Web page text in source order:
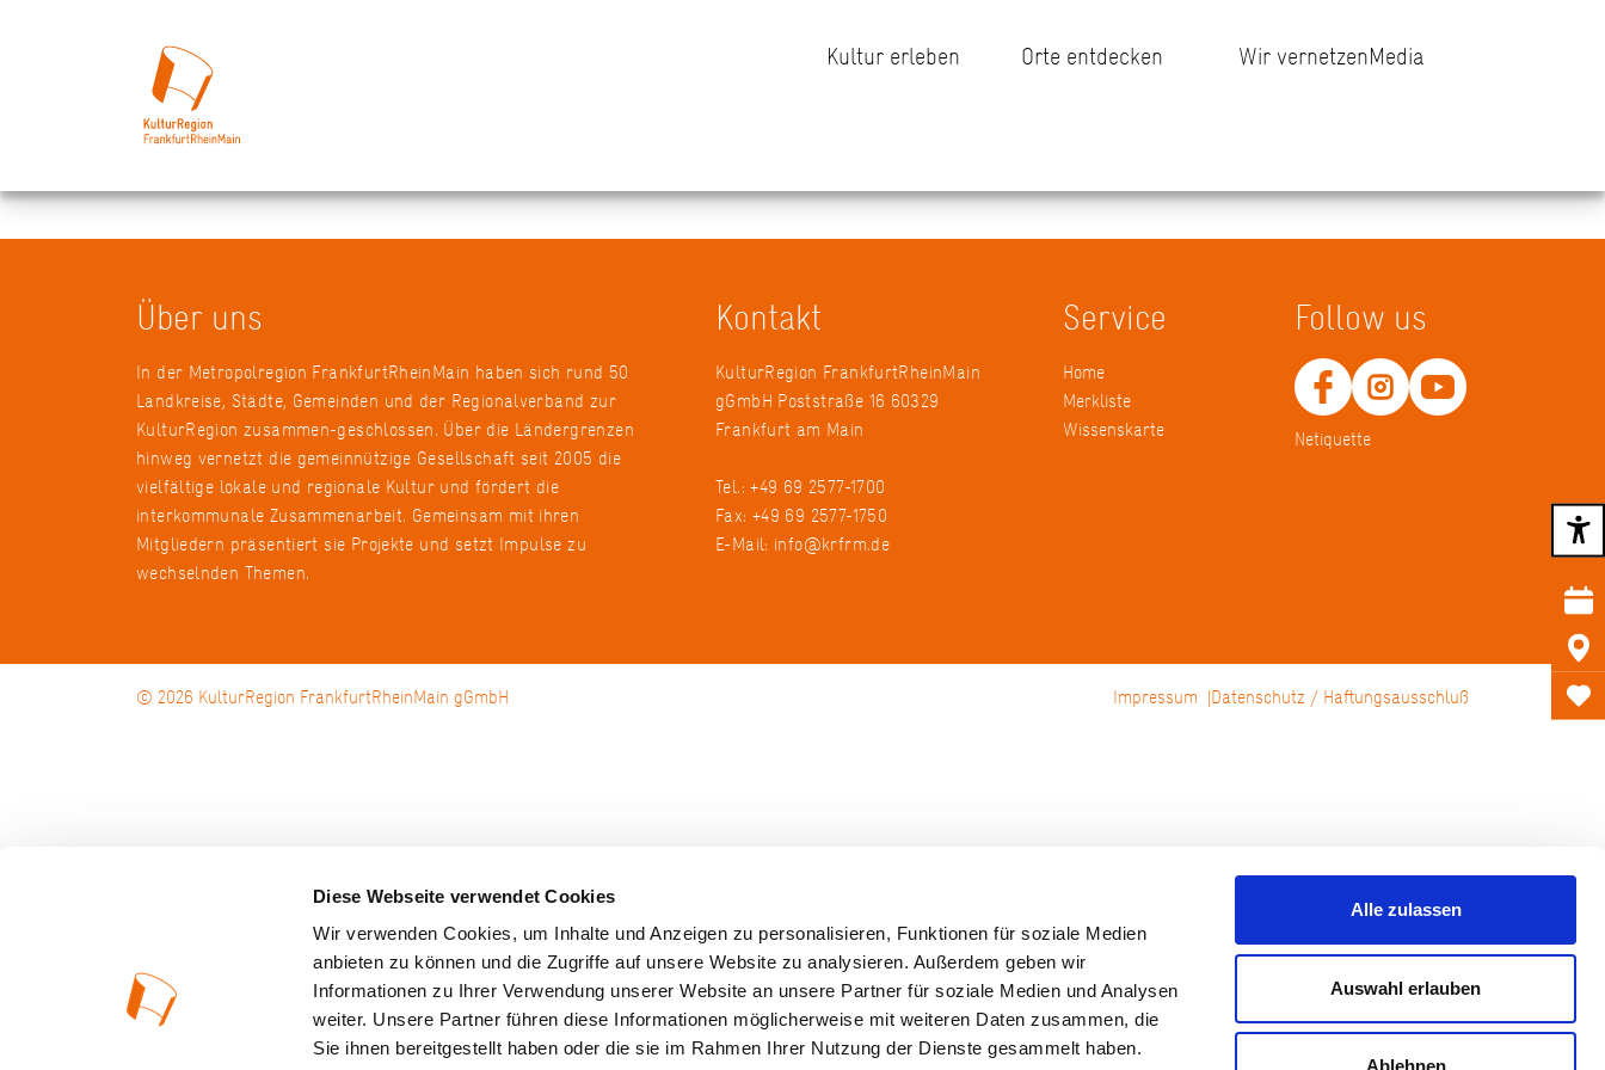
Diese Webseite verwendet Cookies
Wir verwenden Cookies, um Inhalte und Anzeigen zu personalisieren, Funktionen für soziale Medien
anbieten zu können und die Zugriffe auf unsere Website zu analysieren. Außerdem geben wir
Informationen zu Ihrer Verwendung unserer Website an unsere Partner für soziale Medien und Analysen
weiter. Unsere Partner führen diese Informationen möglicherweise mit weiteren Daten zusammen, die
Sie ihnen bereitgestellt haben oder die sie im Rahmen Ihrer Nutzung der Dienste gesammelt haben.
Alle zulassen
Auswahl erlauben
Ablehnen
Kultur erleben Orte entdecken Wir vernetzenMedia
Über uns
In der Metropolregion FrankfurtRheinMain haben sich rund 50
Landkreise, Städte, Gemeinden und der Regionalverband zur
KulturRegion zusammen-geschlossen. Über die Ländergrenzen
hinweg vernetzt die gemeinnützige Gesellschaft seit 2005 die
vielfältige lokale und regionale Kultur und fördert die
interkommunale Zusammenarbeit. Gemeinsam mit ihren
Mitgliedern präsentiert sie Projekte und setzt Impulse zu
wechselnden Themen.
Kontakt
KulturRegion FrankfurtRheinMain
gGmbH Poststraße 16 60329
Frankfurt am Main
Tel.: +49 69 2577-1700
Fax: +49 69 2577-1750
E-Mail: info@krfrm.de
Service
Home
Merkliste
Wissenskarte
Follow us
Netiquette
© 2026 KulturRegion FrankfurtRheinMain gGmbH Impressum Datenschutz / Haftungsausschluß